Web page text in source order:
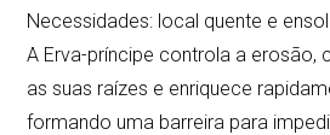
Necessidades: local quente e
A Erva-príncipe controla a erosão,
as suas raízes e enriquece
formando uma barreira para